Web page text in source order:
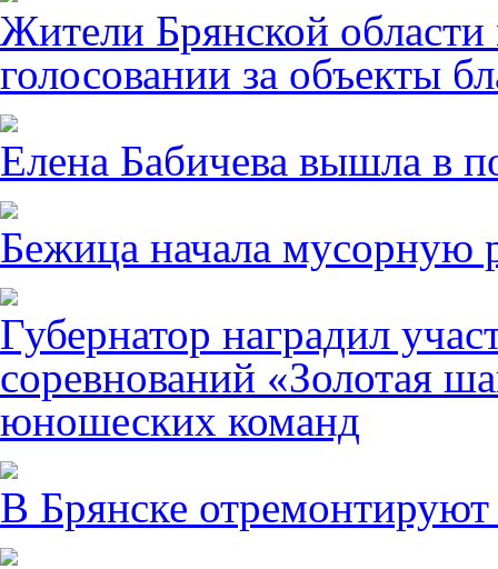
Жители Брянской области
голосовании за объекты
Елена Бабичева вышла в
Бежица начала мусорную
Губернатор наградил
соревнований «Золотая
юношеских команд
В Брянске